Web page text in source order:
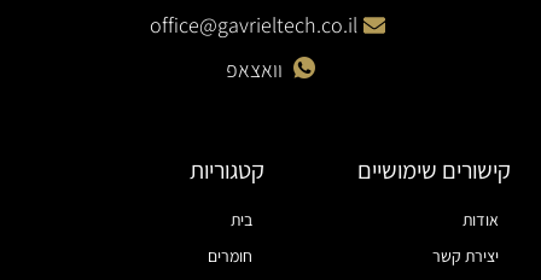
office@gavrieltech.co.il
וואצאפ
קישורים שימושיים
אודות
יצירת קשר
קטגוריות
בית
חומרים